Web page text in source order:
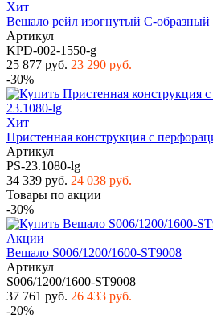
Хит
Вешало рейл изогнутый С-
Артикул
KPD-002-1550-g
25 877 руб. 23 290 руб.
-30%
Хит
Пристенная конструкция с
Артикул
PS-23.1080-lg
34 339 руб. 24 038 руб.
Товары по акции
-30%
Акции
Вешало S006/1200/1600-ST9008
Артикул
S006/1200/1600-ST9008
37 761 руб. 26 433 руб.
-20%